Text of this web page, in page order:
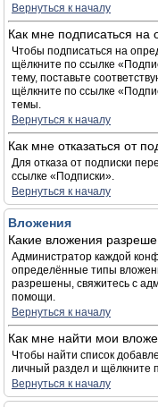
Вернуться к началу
Как мне подписаться
Чтобы подписаться на
щёлкните по ссылке
тему, поставьте
щёлкните по ссылке
темы.
Вернуться к началу
Как мне отказаться от
Для отказа от подписки
ссылке «Подписки».
Вернуться к началу
Вложения
Какие вложения
Администратор каждой
определённые типы
разрешены, свяжитесь с
помощи.
Вернуться к началу
Как мне найти мои
Чтобы найти список
личный раздел и щёлкните
Вернуться к началу